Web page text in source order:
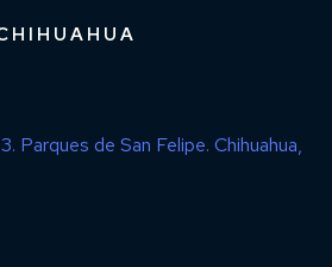
Parques de San Felipe. Chihuahua,